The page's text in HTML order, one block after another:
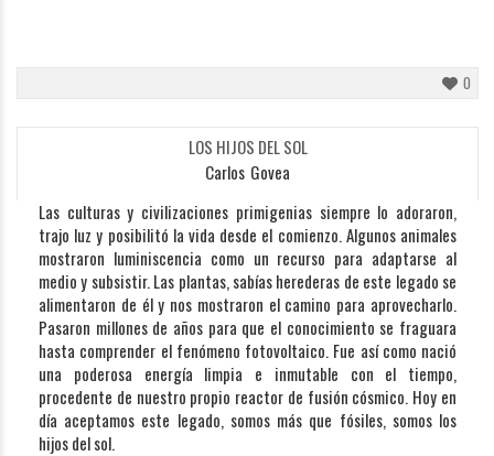
0
LOS HIJOS DEL SOL
Carlos_Govea
Las culturas y civilizaciones primigenias siempre lo adoraron,
trajo luz y posibilitó la vida desde el comienzo. Algunos animales
mostraron luminiscencia como un recurso para adaptarse al
medio y subsistir. Las plantas, sabías herederas de este legado se
alimentaron de él y nos mostraron el camino para aprovecharlo.
Pasaron millones de años para que el conocimiento se fraguara
hasta comprender el fenómeno fotovoltaico. Fue así como nació
una poderosa energía limpia e inmutable con el tiempo,
procedente de nuestro propio reactor de fusión cósmico. Hoy en
día aceptamos este legado, somos más que fósiles, somos los
hijos del sol.